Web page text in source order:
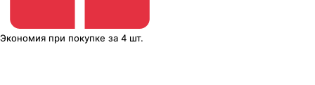
Экономия при покупке за 4 шт.